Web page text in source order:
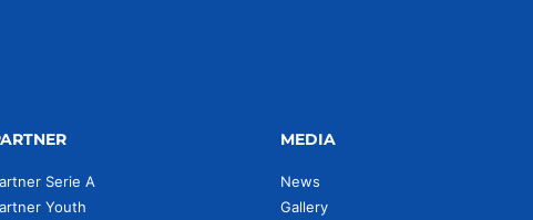
Serie A
Youth
MEDIA
News
Gallery